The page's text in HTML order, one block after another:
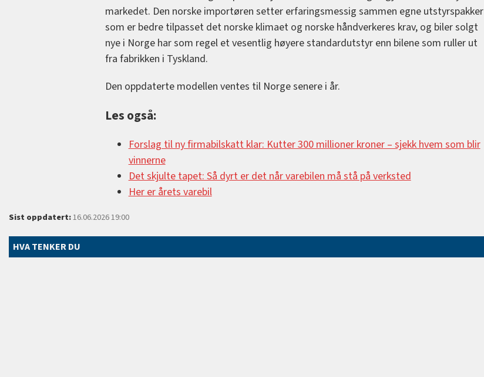
markedet. Den norske importøren setter erfaringsmessig sammen egne utstyrspakker
som er bedre tilpasset det norske klimaet og norske håndverkeres krav, og biler solgt
nye i Norge har som regel et vesentlig høyere standardutstyr enn bilene som ruller ut
fra fabrikken i Tyskland.
Den oppdaterte modellen ventes til Norge senere i år.
Les også:
Forslag til ny firmabilskatt klar: Kutter 300 millioner kroner –⁠ sjekk hvem som blir
vinnerne
Det skjulte tapet: Så dyrt er det når varebilen må stå på verksted
Her er årets varebil
Sist oppdatert:16.06.2026 19:00
HVA TENKER DU